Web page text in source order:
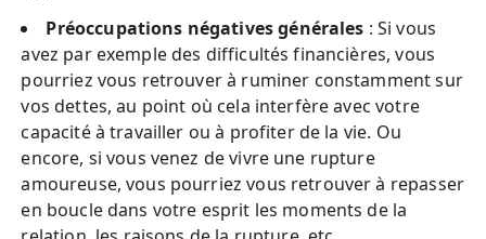
Préoccupations négatives générales : Si vous
avez par exemple des difficultés financières, vous
pourriez vous retrouver à ruminer constamment sur
vos dettes, au point où cela interfère avec votre
capacité à travailler ou à profiter de la vie. Ou
encore, si vous venez de vivre une rupture
amoureuse, vous pourriez vous retrouver à repasser
en boucle dans votre esprit les moments de la